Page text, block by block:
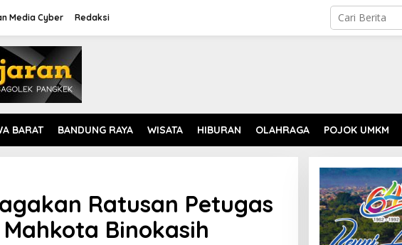
Media Cyber Redaksi
BARAT BANDUNG RAYA WISATA HIBURAN OLAHRAGA POJOK UMKM
Ratusan Petugas
Binokasih